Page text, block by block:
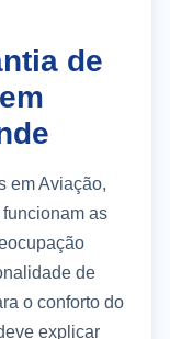
de
em Aviação,
as
de
o conforto do
explicar